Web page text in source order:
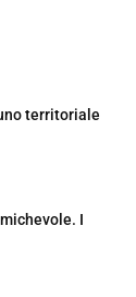
territoriale
I